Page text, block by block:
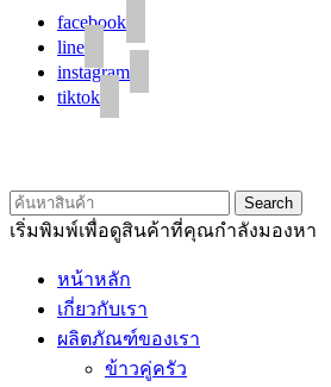
facebook
line
instagram
tiktok
Search
เริ่มพิมพ์เพื่อดูสินค้าที่คุณกำลังมองหา
หน้าหลัก
เกี่ยวกับเรา
ผลิตภัณฑ์ของเรา
ข้าวคู่ครัว